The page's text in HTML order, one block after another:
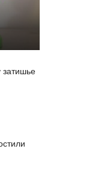
затишье